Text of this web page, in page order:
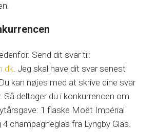
Send dit svar til:
. Jeg skal have dit svar senest
kan nøjes med at skrive dine svar
Så deltager du i konkurrencen om
1 flaske Moët Impérial
champagneglas fra Lyngby Glas.